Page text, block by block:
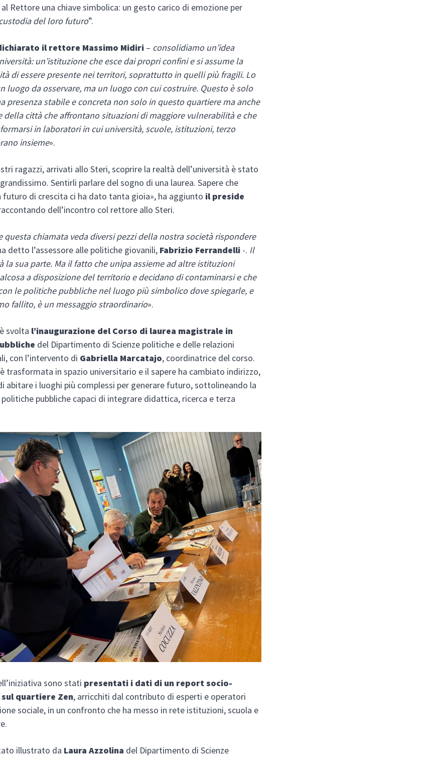
Rettore una chiave simbolica: un gesto carico di emozione per
del loro futuro”.
il rettore Massimo Midiri – consolidiamo un’idea
un’istituzione che esce dai propri confini e si assume la
di essere presente nei territori, soprattutto in quelli più fragili. Lo
luogo da osservare, ma un luogo con cui costruire. Questo è solo
presenza stabile e concreta non solo in questo quartiere ma anche
della città che affrontano situazioni di maggiore vulnerabilità e che
in laboratori in cui università, scuole, istituzioni, terzo
insieme».
ragazzi, arrivati allo Steri, scoprire la realtà dell’università è stato
Sentirli parlare del sogno di una laurea. Sapere che
futuro di crescita ci ha dato tanta gioia», ha aggiunto il preside
dell’incontro col rettore allo Steri.
questa chiamata veda diversi pezzi della nostra società rispondere
detto l’assessore alle politiche giovanili, Fabrizio Ferrandelli -. Il
la sua parte. Ma il fatto che unipa assieme ad altre istituzioni
a disposizione del territorio e decidano di contaminarsi e che
le politiche pubbliche nel luogo più simbolico dove spiegarle, e
fallito, è un messaggio straordinario».
svolta l’inaugurazione del Corso di laurea magistrale in
del Dipartimento di Scienze politiche e delle relazioni
con l’intervento di Gabriella Marcatajo, coordinatrice del corso.
trasformata in spazio universitario e il sapere ha cambiato indirizzo,
abitare i luoghi più complessi per generare futuro, sottolineando la
pubbliche capaci di integrare didattica, ricerca e terza
sono stati presentati i dati di un report socio-
sul quartiere Zen, arricchiti dal contributo di esperti e operatori
sociale, in un confronto che ha messo in rete istituzioni, scuola e
illustrato da Laura Azzolina del Dipartimento di Scienze